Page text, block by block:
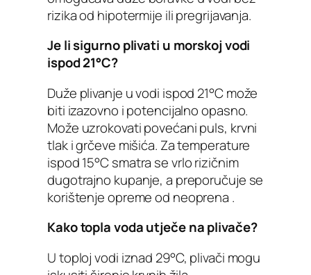
rizika od hipotermije ili pregrijavanja.
Je li sigurno plivati u morskoj vodi
ispod 21°C?
Duže plivanje u vodi ispod 21°C može
biti izazovno i potencijalno opasno.
Može uzrokovati povećani puls, krvni
tlak i grčeve mišića. Za temperature
ispod 15°C smatra se vrlo rizičnim
dugotrajno kupanje, a preporučuje se
korištenje opreme od neoprena .
Kako topla voda utječe na plivače?
U toploj vodi iznad 29°C, plivači mogu